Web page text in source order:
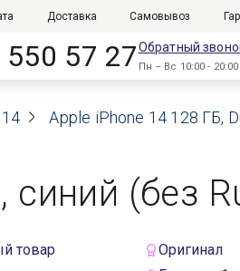
Доставка Самовывоз
550 57 27Обратный
Пн – Вс 10:00 - 20:00
Apple iPhone 14 128 ГБ,
синий (без
товар
Оригинал